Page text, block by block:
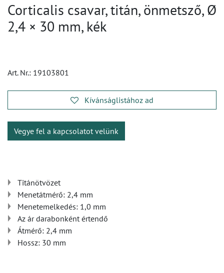
Corticalis csavar, titán, önmetsző, Ø
2,4 × 30 mm, kék
Art. Nr.: 19103801
Kívánságlistához ad
Vegye fel a kapcsolatot velünk
Titánötvözet
Menetátmérő: 2,4 mm
Menetemelkedés: 1,0 mm
Az ár darabonként értendő
Átmérő: 2,4 mm
Hossz: 30 mm